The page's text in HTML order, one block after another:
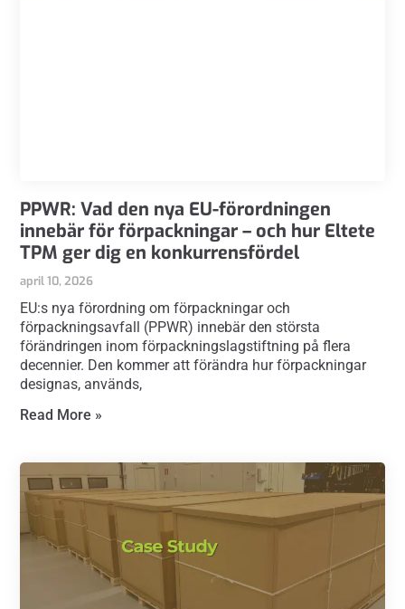
PPWR: Vad den nya EU-förordningen
innebär för förpackningar – och hur Eltete
TPM ger dig en konkurrensfördel
april 10, 2026
EU:s nya förordning om förpackningar och
förpackningsavfall (PPWR) innebär den största
förändringen inom förpackningslagstiftning på flera
decennier. Den kommer att förändra hur förpackningar
designas, används,
Read More »